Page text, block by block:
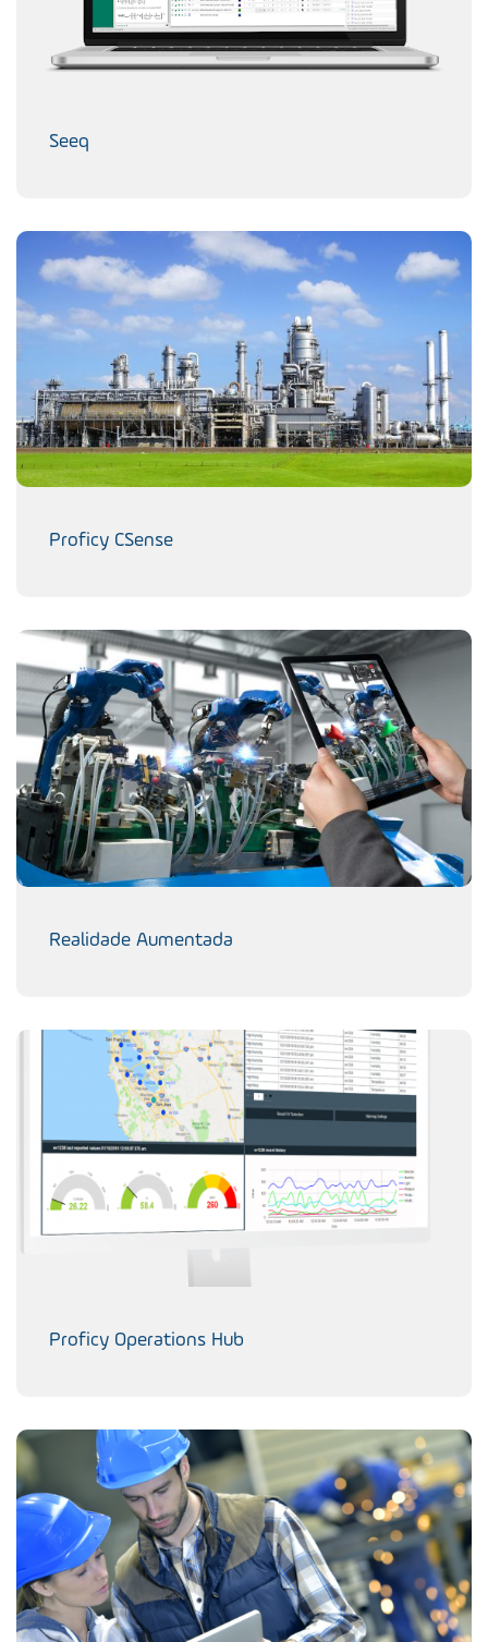
Seeq
Proficy CSense
Realidade Aumentada
Proficy Operations Hub